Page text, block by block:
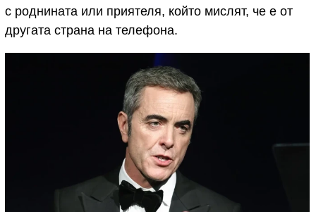
с роднината или приятеля, който мислят, че е от
другата страна на телефона.